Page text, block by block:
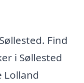
Find
i Søllested
Lolland